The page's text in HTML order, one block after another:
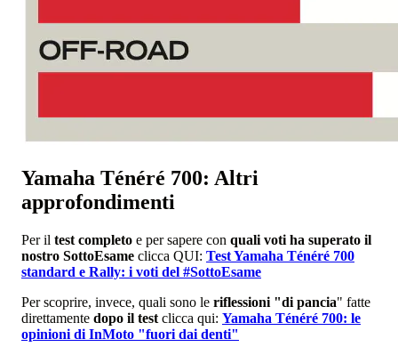
Yamaha Ténéré 700: Altri
approfondimenti
Per il test completo e per sapere con quali voti ha superato il
nostro SottoEsame clicca QUI: Test Yamaha Ténéré 700
standard e Rally: i voti del #SottoEsame
Per scoprire, invece, quali sono le riflessioni "di pancia" fatte
direttamente dopo il test clicca qui: Yamaha Ténéré 700: le
opinioni di InMoto "fuori dai denti"